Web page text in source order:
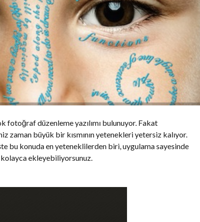
düzenleme yazılımı bulunuyor. Fakat
zaman büyük bir kısmının yetenekleri yetersiz kalıyor.
bu konuda en yeteneklilerden biri, uygulama sayesinde
ekleyebiliyorsunuz.